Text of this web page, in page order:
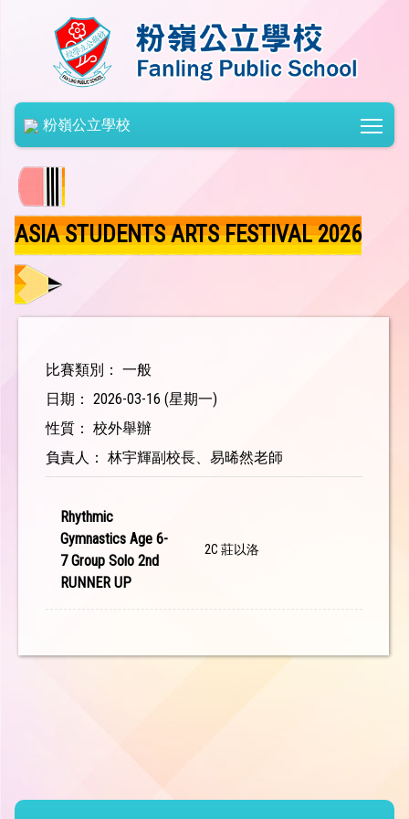
粉嶺公立學校
ASIA STUDENTS ARTS FESTIVAL 2026
比賽類別： 一般
日期： 2026-03-16 (星期一)
性質： 校外舉辦
負責人： 林宇輝副校長、易晞然老師
Rhythmic
Gymnastics Age 6-
7 Group Solo 2nd
RUNNER UP
2C 莊以洛